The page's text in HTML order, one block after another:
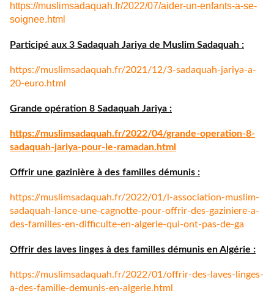
https://muslimsadaquah.fr/2022/07/aider-un-enfants-a-se-
soignee.html
Participé aux 3 Sadaquah Jariya de Muslim Sadaquah :
https://muslimsadaquah.fr/2021/12/3-sadaquah-jariya-a-
20-euro.html
Grande opération 8 Sadaquah Jariya :
https://muslimsadaquah.fr/2022/04/grande-operation-8-
sadaquah-jariya-pour-le-ramadan.html
Offrir une gazinière à des familles démunis :
https://muslimsadaquah.fr/2022/01/l-association-muslim-
sadaquah-lance-une-cagnotte-pour-offrir-des-gaziniere-a-
des-familles-en-difficulte-en-algerie-qui-ont-pas-de-ga
Offrir des laves linges à des familles démunis en Algérie :
https://muslimsadaquah.fr/2022/01/offrir-des-laves- linges-
a-des-famille-demunis-en-algerie.html